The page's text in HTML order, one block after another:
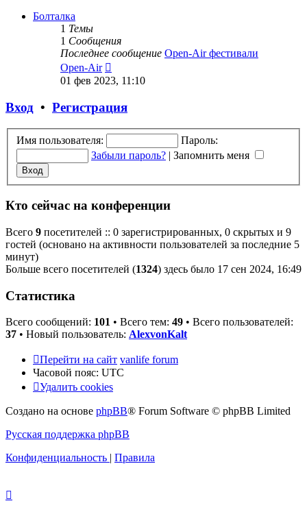
Болталка
1 Темы
1 Сообщения
Последнее сообщение Open-Air фестивали
Open-Air
к
01 фев 2023, 11:10
Вход • Регистрация
Имя пользователя:
Пароль:
Забыли пароль? | Запомнить меня
Кто сейчас на конференции
Всего 9 посетителей :: 0 зарегистрированных, 0 скрытых и 9
гостей (основано на активности пользователей за последние 5
минут)
Больше всего посетителей (1324) здесь было 17 сен 2024, 16:49
Статистика
Всего сообщений: 101 • Всего тем: 49 • Всего пользователей:
37 • Новый пользователь: AlexvonKalt
Перейти на сайт vanlife forum
Часовой пояс: UTC
Удалить cookies
Создано на основе phpBB® Forum Software © phpBB Limited
Русская поддержка phpBB
Конфиденциальность | Правила